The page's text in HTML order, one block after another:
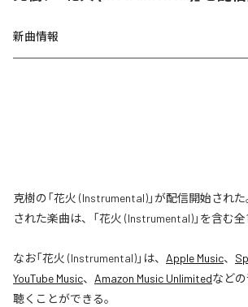
新曲情報
克樹の「花火 (Instrumental)」が配信開始され
された楽曲は、「花火 (Instrumental)」を含む全
なお「花火 (Instrumental)」は、 Apple Music、
YouTube Music、 Amazon Music Unlimitedなど
聴くことができる。